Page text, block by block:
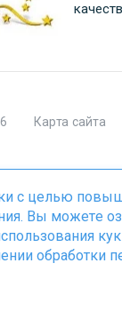
Карта сайта
с целью
Вы можете
обработки